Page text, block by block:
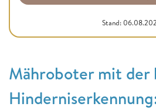
Stand:
Mähroboter mit der